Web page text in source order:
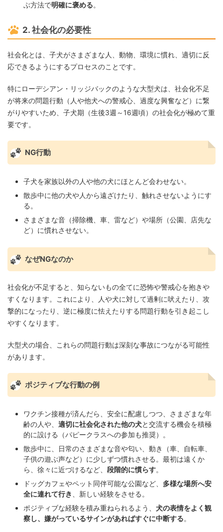
ぶ方法で明確に褒める。
2. 社会化の必要性
社会化とは、子犬がさまざまな人、動物、環境に慣れ、適切に反
応できるようにするプロセスのことです。
特にローデシアン・リッジバックのような大型犬は、社会化不足
が将来の問題行動（人や他犬への警戒心、過度な興奮など）に繋
がりやすいため、子犬期（生後3週～16週頃）の社会化が極めて重
要です。
NG行動
子犬を家族以外の人や他の犬にほとんど会わせない。
散歩中に他の犬や人から遠ざけたり、触れさせないようにす
る。
さまざまな音（掃除機、車、雷など）や場所（公園、店先な
ど）に慣れさせない。
なぜNGなのか
社会化が不足すると、知らないもの全てに恐怖や警戒心を抱きや
すくなります。これにより、人や犬に対して過剰に吠えたり、攻
撃的になったり、逆に極度に怯えたりする問題行動を引き起こし
やすくなります。
大型犬の場合、これらの問題行動は深刻な事故につながる可能性
があります。
ポジティブな行動の例
ワクチン接種が済んだら、安全に配慮しつつ、さまざまな年
齢の人や、 適切に社会化された他の犬と交流する機会を積極
的に設ける（パピークラスへの参加も推奨）。
散歩中に、日常のさまざまな音や匂い、動き（車、自転車、
子供の遊ぶ声など）に少しずつ慣れさせる。最初は遠くか
ら、徐々に近づけるなど、 段階的に慣らす。
ドッグカフェやペット同伴可能な公園など、 多様な場所へ安
全に連れて行き、新しい経験をさせる。
ポジティブな経験を積み重ねられるよう、 犬の表情をよく観
察し、嫌がっているサインがあればすぐに中断する。